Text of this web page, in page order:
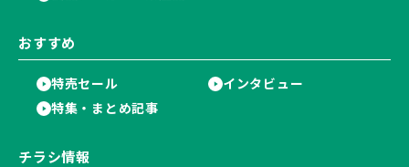
おすすめ
特売セール
インタビュー
特集・まとめ記事
チラシ情報